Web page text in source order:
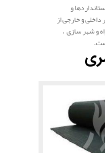
و
داخلی و خارجی از
و شهر سازی ،